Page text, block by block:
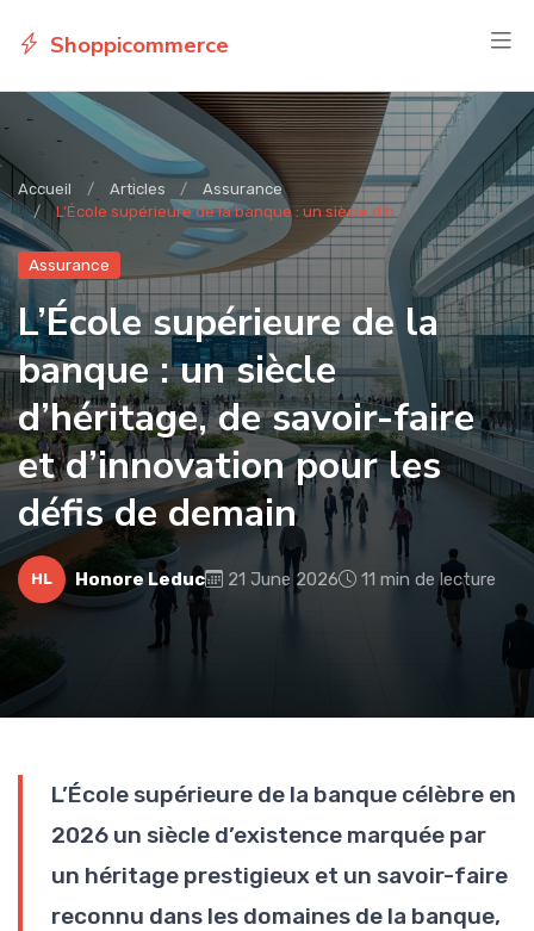
Shoppicommerce
Accueil Articles
Assurance
L’École supérieure de la banque : un siècle d’h...
Assurance
L’École supérieure de la
banque : un siècle
d’héritage, de savoir-faire
et d’innovation pour les
défis de demain
HL Honore Leduc 21 June 2026 11 min de lecture
L’École supérieure de la banque célèbre en
2026 un siècle d’existence marquée par
un héritage prestigieux et un savoir-faire
reconnu dans les domaines de la banque,